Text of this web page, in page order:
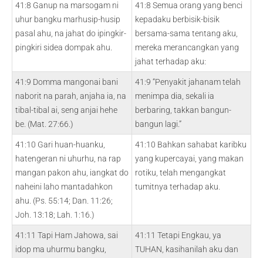
41:8 Ganup na marsogam ni
uhur bangku marhusip-husip
pasal ahu, na jahat do ipingkir-
pingkiri sidea dompak ahu.
41:8 Semua orang yang benci
kepadaku berbisik-bisik
bersama-sama tentang aku,
mereka merancangkan yang
jahat terhadap aku:
41:9 Domma mangonai bani
naborit na parah, anjaha ia, na
tibal-tibal ai, seng anjai hehe
be. (Mat. 27:66.)
41:9 “Penyakit jahanam telah
menimpa dia, sekali ia
berbaring, takkan bangun-
bangun lagi.”
41:10 Gari huan-huanku,
hatengeran ni uhurhu, na rap
mangan pakon ahu, iangkat do
naheini laho mantadahkon
ahu. (Ps. 55:14; Dan. 11:26;
Joh. 13:18; Lah. 1:16.)
41:10 Bahkan sahabat karibku
yang kupercayai, yang makan
rotiku, telah mengangkat
tumitnya terhadap aku.
41:11 Tapi Ham Jahowa, sai
idop ma uhurmu bangku,
41:11 Tetapi Engkau, ya
TUHAN, kasihanilah aku dan